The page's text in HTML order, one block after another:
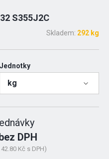
S355J2C
Skladem: 292 kg
Jednotky
kg
DPH
Kč s DPH)